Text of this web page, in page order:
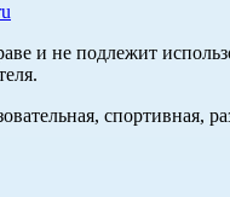
и не подлежит
спортивная,